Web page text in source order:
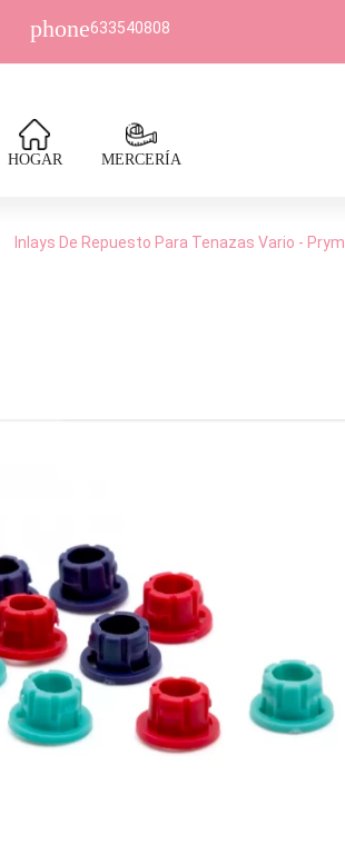
phone633540808
HOGAR MERCERÍA
Inlays De Repuesto Para Tenazas Vario - Prym